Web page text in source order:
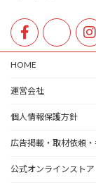
HOME
運営会社
個人情報保護方針
広告掲載・取材依頼
公式オンラインストア